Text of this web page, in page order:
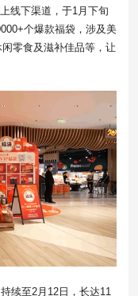
线下渠道，于1月下旬
个爆款福袋，涉及美
零食及滋补佳品等，让
续至2月12日，长达11